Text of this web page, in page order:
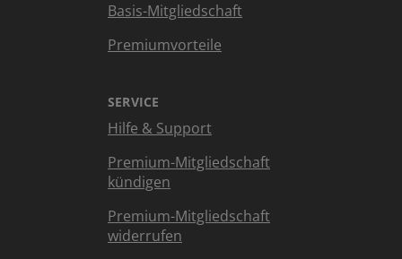
Basis-Mitgliedschaft
Premiumvorteile
SERVICE
Hilfe & Support
Premium-Mitgliedschaft
kündigen
Premium-Mitgliedschaft
widerrufen